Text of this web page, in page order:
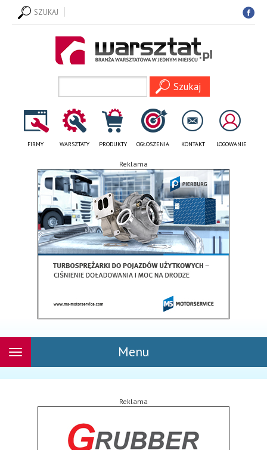
SZUKAJ
FIRMY WARSZTATY PRODUKTY OGŁOSZENIA KONTAKT LOGOWANIE
Reklama
Menu
Rozwiń
Reklama